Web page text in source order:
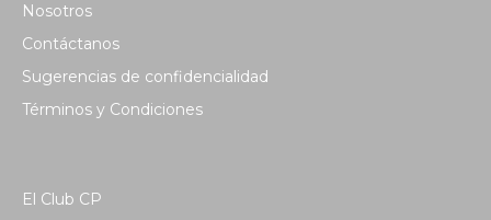
Nosotros
Contáctanos
Sugerencias de confidencialidad
Términos y Condiciones
El Club CP